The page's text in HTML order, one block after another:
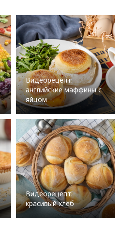
Видеорецепт:
английские маффины с
яйцом
Видеорецепт:
красивый хлеб